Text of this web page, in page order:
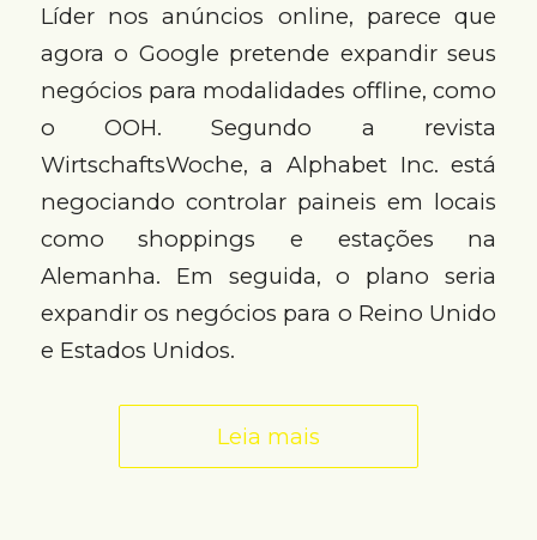
Líder nos anúncios online, parece que
agora o Google pretende expandir seus
negócios para modalidades offline, como
o OOH. Segundo a revista
WirtschaftsWoche, a Alphabet Inc. está
negociando controlar paineis em locais
como shoppings e estações na
Alemanha. Em seguida, o plano seria
expandir os negócios para o Reino Unido
e Estados Unidos.
Leia mais